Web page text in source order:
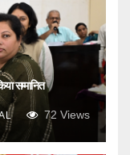
सम्मानित
72 Views